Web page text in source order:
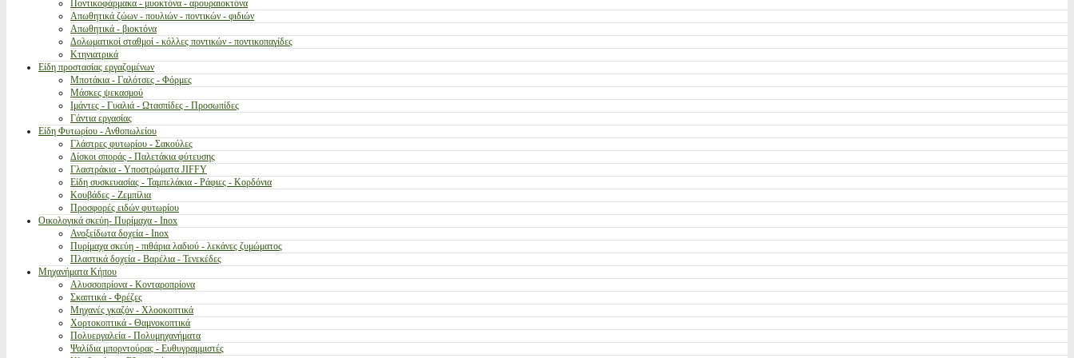
Ποντικοφάρμακα - μυοκτόνα - αρουραιοκτόνα
Απωθητικά ζώων - πουλιών - ποντικών - φιδιών
Απωθητικά - βιοκτόνα
Δολωματικοί σταθμοί - κόλλες ποντικών - ποντικοπαγίδες
Κτηνιατρικά
Είδη προστασίας εργαζομένων
Μποτάκια - Γαλότσες - Φόρμες
Μάσκες ψεκασμού
Ιμάντες - Γυαλιά - Ωτασπίδες - Προσωπίδες
Γάντια εργασίας
Είδη Φυτωρίου - Ανθοπωλείου
Γλάστρες φυτωρίου - Σακούλες
Δίσκοι σποράς - Παλετάκια φύτευσης
Γλαστράκια - Υποστρώματα JIFFY
Είδη συσκευασίας - Ταμπελάκια - Ράφιες - Κορδόνια
Κουβάδες - Ζεμπίλια
Προσφορές ειδών φυτωρίου
Οικολογικά σκεύη- Πυρίμαχα - Inox
Ανοξείδωτα δοχεία - Inox
Πυρίμαχα σκεύη - πιθάρια λαδιού - λεκάνες ζυμώματος
Πλαστικά δοχεία - Βαρέλια - Τενεκέδες
Μηχανήματα Κήπου
Αλυσσοπρίονα - Κονταροπρίονα
Σκαπτικά - Φρέζες
Μηχανές γκαζόν - Χλοοκοπτικά
Χορτοκοπτικά - Θαμνοκοπτικά
Πολυεργαλεία - Πολυμηχανήματα
Ψαλίδια μπορντούρας - Ευθυγραμμιστές